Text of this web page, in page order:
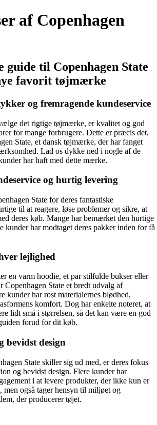
af Copenhagen
guide til Copenhagen State
favorit tøjmærke
og fremragende kundeservice
det rigtige tøjmærke, er kvalitet og god
for mange forbrugere. Dette er præcis det,
State, et dansk tøjmærke, der har fanget
Lad os dykke ned i nogle af de
har haft med dette mærke.
og hurtig levering
State for deres fantastiske
til at reagere, løse problemer og sikre, at
deres køb. Mange har bemærket den hurtige
kunder har modtaget deres pakker inden for få
lejlighed
en varm hoodie, et par stilfulde bukser eller
Copenhagen State et bredt udvalg af
kunder har rost materialernes blødhed,
komfort. Dog har enkelte noteret, at
lidt små i størrelsen, så det kan være en god
forud for dit køb.
bevidst design
State skiller sig ud med, er deres fokus
og bevidst design. Flere kunder har
i at levere produkter, der ikke kun er
men også tager hensyn til miljøet og
der producerer tøjet.